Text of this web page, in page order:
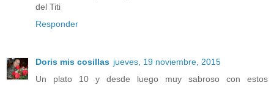
del Titi
Responder
Doris mis cosillas jueves, 19 noviembre, 2015
Un plato 10 y desde luego muy sabroso con estos